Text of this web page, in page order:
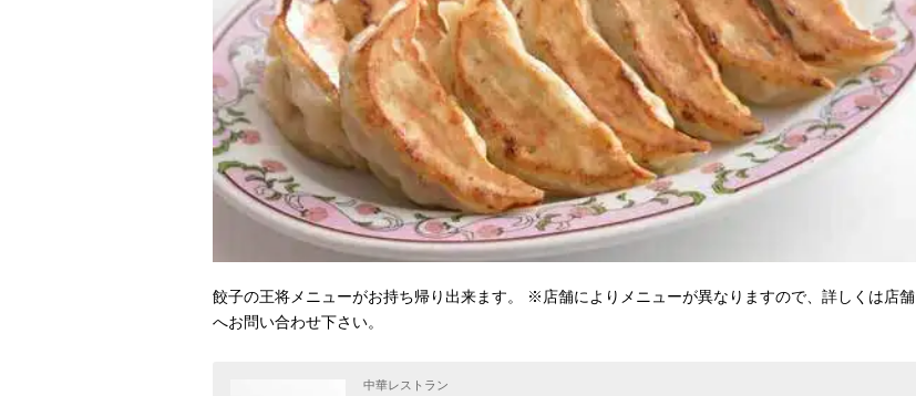
餃子の王将メニューがお持ち帰り出来ます。 ※店舗によりメニューが異なりますので、詳しくは店舗
へお問い合わせ下さい。
中華レストラン